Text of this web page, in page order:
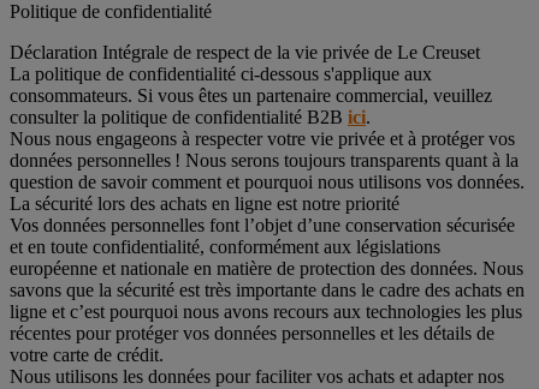
Politique de confidentialité
Déclaration Intégrale de respect de la vie privée de Le Creuset
La politique de confidentialité ci-dessous s'applique aux
consommateurs. Si vous êtes un partenaire commercial, veuillez
consulter la politique de confidentialité B2B ici.
Nous nous engageons à respecter votre vie privée et à protéger vos
données personnelles ! Nous serons toujours transparents quant à la
question de savoir comment et pourquoi nous utilisons vos données.
La sécurité lors des achats en ligne est notre priorité
Vos données personnelles font l’objet d’une conservation sécurisée
et en toute confidentialité, conformément aux législations
européenne et nationale en matière de protection des données. Nous
savons que la sécurité est très importante dans le cadre des achats en
ligne et c’est pourquoi nous avons recours aux technologies les plus
récentes pour protéger vos données personnelles et les détails de
votre carte de crédit.
Nous utilisons les données pour faciliter vos achats et adapter nos